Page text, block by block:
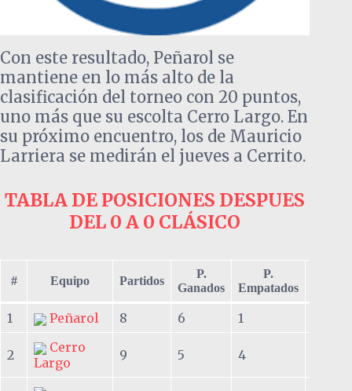
Con este resultado, Peñarol se
mantiene en lo más alto de la
clasificación del torneo con 20 puntos,
uno más que su escolta Cerro Largo. En
su próximo encuentro, los de Mauricio
Larriera se medirán el jueves a Cerrito.
TABLA DE POSICIONES DESPUES
DEL 0 A 0 CLÁSICO
# Equipo Partidos
P.
Ganados
P.
Empatados
1 Peñarol 8 6 1
2
Cerro
Largo
9 5 4